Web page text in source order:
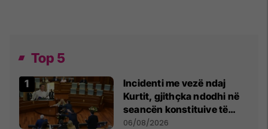
Top 5
Incidenti me vezë ndaj
Kurtit, gjithçka ndodhi në
seancën konstituive të
Kuvendit
06/08/2026